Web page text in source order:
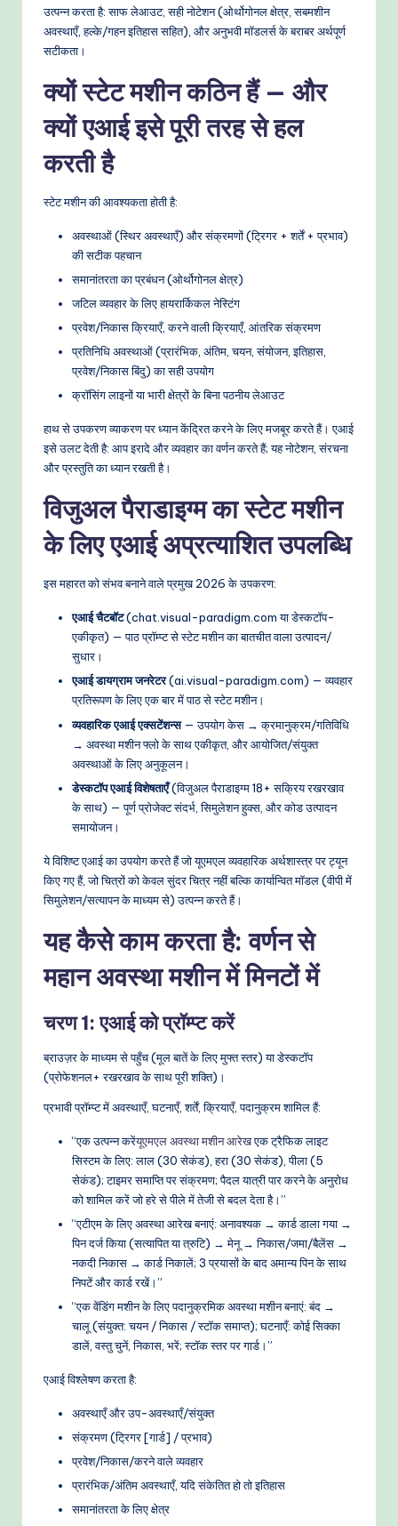
&
M
o
d
e
T
o
d
उत्पन्न करता है: साफ लेआउट, सही नोटेशन (ओर्थोगोनल क्षेत्र, सबमशीन
अवस्थाएँ, हल्के/गहन इतिहास सहित), और अनुभवी मॉडलर्स के बराबर अर्थपूर्ण
सटीकता।
क्यों स्टेट मशीन कठिन हैं — और
क्यों एआई इसे पूरी तरह से हल
करती है
स्टेट मशीन की आवश्यकता होती है:
अवस्थाओं (स्थिर अवस्थाएँ) और संक्रमणों (ट्रिगर + शर्तें + प्रभाव)
की सटीक पहचान
समानांतरता का प्रबंधन (ओर्थोगोनल क्षेत्र)
जटिल व्यवहार के लिए हायरार्किकल नेस्टिंग
प्रवेश/निकास क्रियाएँ, करने वाली क्रियाएँ, आंतरिक संक्रमण
प्रतिनिधि अवस्थाओं (प्रारंभिक, अंतिम, चयन, संयोजन, इतिहास,
प्रवेश/निकास बिंदु) का सही उपयोग
क्रॉसिंग लाइनों या भारी क्षेत्रों के बिना पठनीय लेआउट
हाथ से उपकरण व्याकरण पर ध्यान केंद्रित करने के लिए मजबूर करते हैं। एआई
इसे उलट देती है: आप इरादे और व्यवहार का वर्णन करते हैं; यह नोटेशन, संरचना
और प्रस्तुति का ध्यान रखती है।
विजुअल पैराडाइग्म का स्टेट मशीन
के लिए एआई अप्रत्याशित उपलब्धि
इस महारत को संभव बनाने वाले प्रमुख 2026 के उपकरण:
एआई चैटबॉट(chat.visual-paradigm.com या डेस्कटॉप-
एकीकृत) — पाठ प्रॉम्प्ट से स्टेट मशीन का बातचीत वाला उत्पादन/
सुधार।
एआई डायग्राम जनरेटर(ai.visual-paradigm.com) — व्यवहार
प्रतिरूपण के लिए एक बार में पाठ से स्टेट मशीन।
व्यवहारिक एआई एक्सटेंशन्स— उपयोग केस → क्रमानुक्रम/गतिविधि
→ अवस्था मशीन फ्लो के साथ एकीकृत, और आयोजित/संयुक्त
अवस्थाओं के लिए अनुकूलन।
डेस्कटॉप एआई विशेषताएँ(विजुअल पैराडाइग्म 18+ सक्रिय रखरखाव
के साथ) — पूर्ण प्रोजेक्ट संदर्भ, सिमुलेशन हुक्स, और कोड उत्पादन
समायोजन।
ये विशिष्ट एआई का उपयोग करते हैं जो यूएमएल व्यवहारिक अर्थशास्त्र पर ट्यून
किए गए हैं, जो चित्रों को केवल सुंदर चित्र नहीं बल्कि कार्यान्वित मॉडल (वीपी में
सिमुलेशन/सत्यापन के माध्यम से) उत्पन्न करते हैं।
यह कैसे काम करता है: वर्णन से
महान अवस्था मशीन में मिनटों में
चरण 1: एआई को प्रॉम्प्ट करें
ब्राउज़र के माध्यम से पहुँच (मूल बातें के लिए मुफ्त स्तर) या डेस्कटॉप
(प्रोफेशनल+ रखरखाव के साथ पूरी शक्ति)।
प्रभावी प्रॉम्प्ट में अवस्थाएँ, घटनाएँ, शर्तें, क्रियाएँ, पदानुक्रम शामिल हैं:
“एक उत्पन्न करेंयूएमएलअवस्था मशीन आरेखएक ट्रैफिक लाइट
सिस्टम के लिए: लाल (30 सेकंड), हरा (30 सेकंड), पीला (5
सेकंड); टाइमर समाप्ति पर संक्रमण; पैदल यात्री पार करने के अनुरोध
को शामिल करें जो हरे से पीले में तेजी से बदल देता है।”
“एटीएम के लिए अवस्था आरेख बनाएं: अनावश्यक → कार्ड डाला गया →
पिन दर्ज किया (सत्यापित या त्रुटि) → मेनू → निकास/जमा/बैलेंस →
नकदी निकास → कार्ड निकालें; 3 प्रयासों के बाद अमान्य पिन के साथ
निपटें और कार्ड रखें।”
“एक वेंडिंग मशीन के लिए पदानुक्रमिक अवस्था मशीन बनाएं: बंद →
चालू (संयुक्त: चयन / निकास / स्टॉक समाप्त); घटनाएँ: कोई सिक्का
डालें, वस्तु चुनें, निकास, भरें; स्टॉक स्तर पर गार्ड।”
एआई विश्लेषण करता है:
अवस्थाएँ और उप-अवस्थाएँ/संयुक्त
संक्रमण (ट्रिगर [गार्ड] / प्रभाव)
प्रवेश/निकास/करने वाले व्यवहार
प्रारंभिक/अंतिम अवस्थाएँ, यदि संकेतित हो तो इतिहास
समानांतरता के लिए क्षेत्र